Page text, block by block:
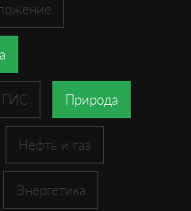
ГИС Природа
Нефть и газ
Энергетика